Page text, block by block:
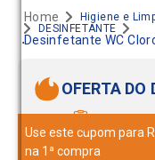
.
Higiene e
DESINFETANTE
Desinfetante WC
OFERTA DO
Use este cupom para
na 1ª compra